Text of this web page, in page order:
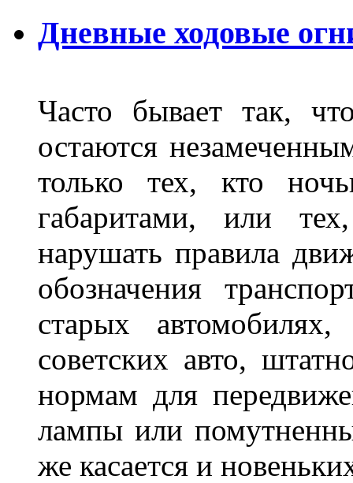
Дневные ходовые
Часто бывает так,
остаются
только тех, кто
габаритами, или
нарушать правила
обозначения
старых
советских авто,
нормам для
лампы или
же касается и